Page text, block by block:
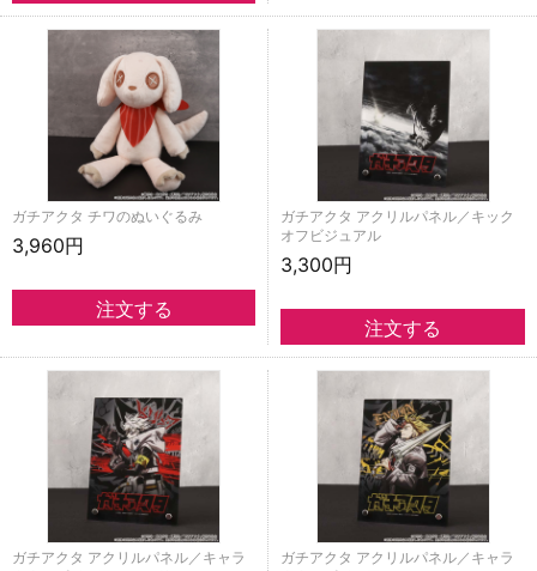
ガチアクタ チワのぬいぐるみ
3,960円
ガチアクタ アクリルパネル／キック
オフビジュアル
3,300円
ガチアクタ アクリルパネル／キャラ
ガチアクタ アクリルパネル／キャラ